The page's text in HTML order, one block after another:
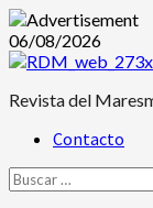
Saltar
al
06/08/2026
Revista del
Menú Contacto
Buscar: